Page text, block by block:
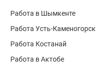
Работа в Шымкенте
Работа Усть-Каменогорск
Работа Костанай
Работа в Актобе